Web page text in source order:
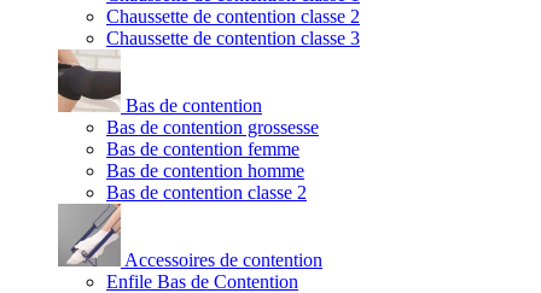
Chaussette de contention classe 2
Chaussette de contention classe 3
Bas de contention
Bas de contention grossesse
Bas de contention femme
Bas de contention homme
Bas de contention classe 2
Accessoires de contention
Enfile Bas de Contention